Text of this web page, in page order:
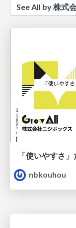
See All by 株式
nbkouhou